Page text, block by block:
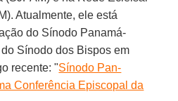
Atualmente, ele está
do Sínodo Panamá-
Sínodo dos Bispos em
recente: "Sínodo Pan-
Conferência Episcopal da